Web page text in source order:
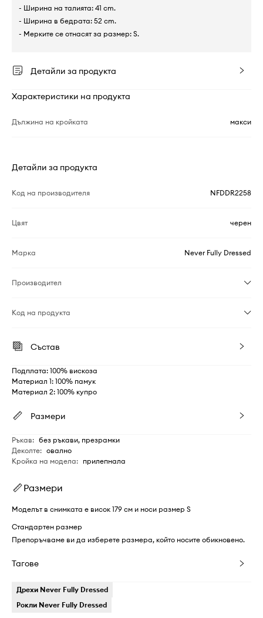
- Ширина на талията: 41 cm.
- Ширина в бедрата: 52 cm.
- Мерките се отнасят за размер: S.
Детайли за продукта
Характеристики на продукта
Дължина на кройката макси
Детайли за продукта
Код на производителя NFDDR2258
Цвят черен
Марка Never Fully Dressed
Производител
Код на продукта
Състав
Подплата: 100% вискоза
Материал 1: 100% памук
Материал 2: 100% купро
Размери
Ръкав: без ръкави, презрамки
Деколте: овално
Кройка на модела: прилепнала
Размери
Моделът в снимката е висок 179 см и носи размер S
Стандартен размер
Препоръчваме ви да изберете размера, който носите обикновено.
Тагове
Дрехи Never Fully Dressed
Рокли Never Fully Dressed